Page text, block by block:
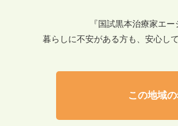
『国試黒本治療家エ
暮らしに不安がある方も、安心し
この地域